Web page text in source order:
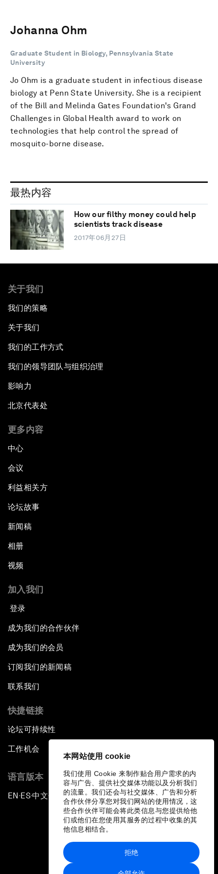
本网站使用 cookie
我们使用 Cookie 来制作贴合用户需求的内
容与广告、提供社交媒体功能以及分析我们
的流量。我们还会与社交媒体、广告和分析
合作伙伴分享您对我们网站的使用情况，这
些合作伙伴可能会将此类信息与您提供给他
们或他们在您使用其服务的过程中收集的其
他信息相结合。
拒绝
Johanna Ohm
Graduate Student in Biology, Pennsylvania State
University
Jo Ohm is a graduate student in infectious disease
biology at Penn State University. She is a recipient
of the Bill and Melinda Gates Foundation's Grand
Challenges in Global Health award to work on
technologies that help control the spread of
mosquito-borne disease.
最热内容
How our filthy money could help
scientists track disease
2017年06月27日
关于我们
我们的策略
关于我们
我们的工作方式
我们的领导团队与组织治理
影响力
北京代表处
更多内容
中心
会议
利益相关方
论坛故事
新闻稿
相册
视频
加入我们
登录
成为我们的合作伙伴
成为我们的会员
订阅我们的新闻稿
联系我们
快捷链接
论坛可持续性
工作机会
语言版本
EN ▪ES▪中文▪ 日本語